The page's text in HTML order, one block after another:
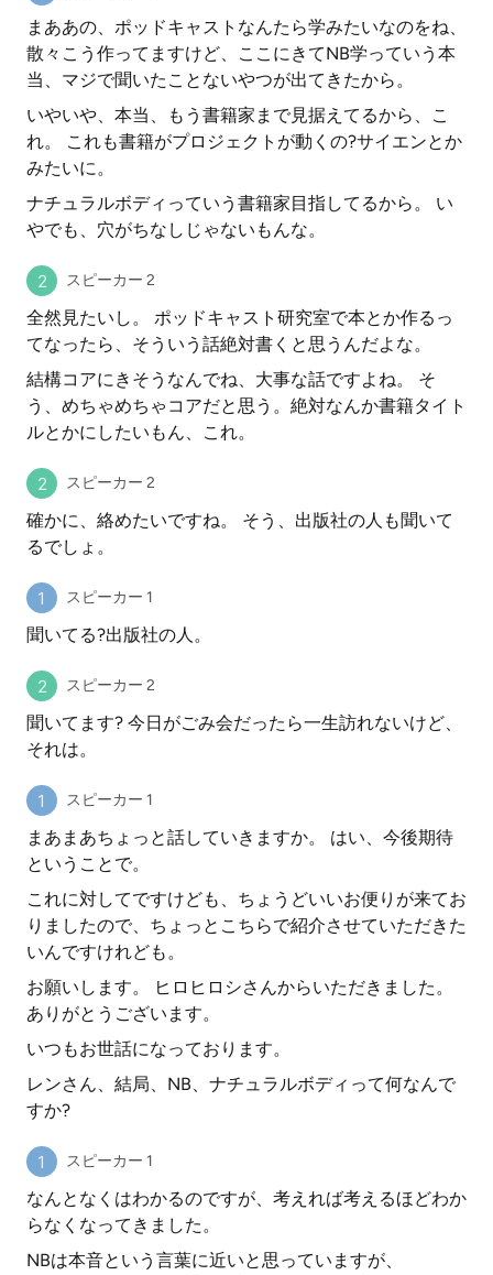
まああの、ポッドキャストなんたら学みたいなのをね、
散々こう作ってますけど、ここにきてNB学っていう本
当、マジで聞いたことないやつが出てきたから。
いやいや、本当、もう書籍家まで見据えてるから、こ
れ。 これも書籍がプロジェクトが動くの?サイエンとか
みたいに。
ナチュラルボディっていう書籍家目指してるから。 い
やでも、穴がちなしじゃないもんな。
スピーカー 2
全然見たいし。 ポッドキャスト研究室で本とか作るっ
てなったら、そういう話絶対書くと思うんだよな。
結構コアにきそうなんでね、大事な話ですよね。 そ
う、めちゃめちゃコアだと思う。絶対なんか書籍タイト
ルとかにしたいもん、これ。
スピーカー 2
確かに、絡めたいですね。 そう、出版社の人も聞いて
るでしょ。
スピーカー 1
聞いてる?出版社の人。
スピーカー 2
聞いてます? 今日がごみ会だったら一生訪れないけど、
それは。
スピーカー 1
まあまあちょっと話していきますか。 はい、今後期待
ということで。
これに対してですけども、ちょうどいいお便りが来てお
りましたので、ちょっとこちらで紹介させていただきた
いんですけれども。
お願いします。 ヒロヒロシさんからいただきました。
ありがとうございます。
いつもお世話になっております。
レンさん、結局、NB、ナチュラルボディって何なんで
すか?
スピーカー 1
なんとなくはわかるのですが、考えれば考えるほどわか
らなくなってきました。
NBは本音という言葉に近いと思っていますが、